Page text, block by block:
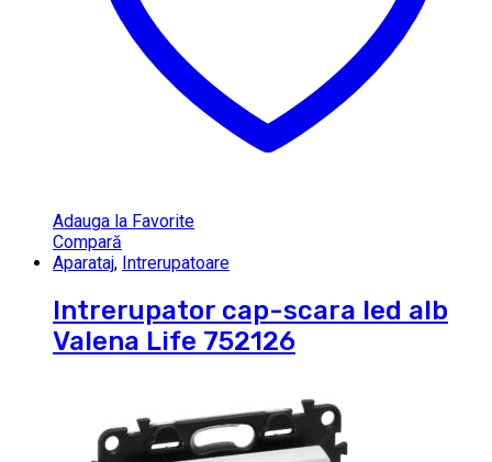
Adauga la Favorite
Compară
Aparataj, Intrerupatoare
Intrerupator cap-scara led alb
Valena Life 752126